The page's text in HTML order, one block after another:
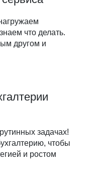
что делать.
другом и
задачах!
чтобы
и ростом